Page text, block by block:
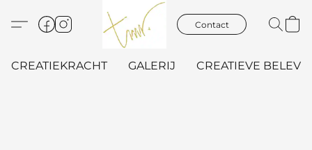
Contact
CREATIEKRACHT GALERIJ CREATIEVE